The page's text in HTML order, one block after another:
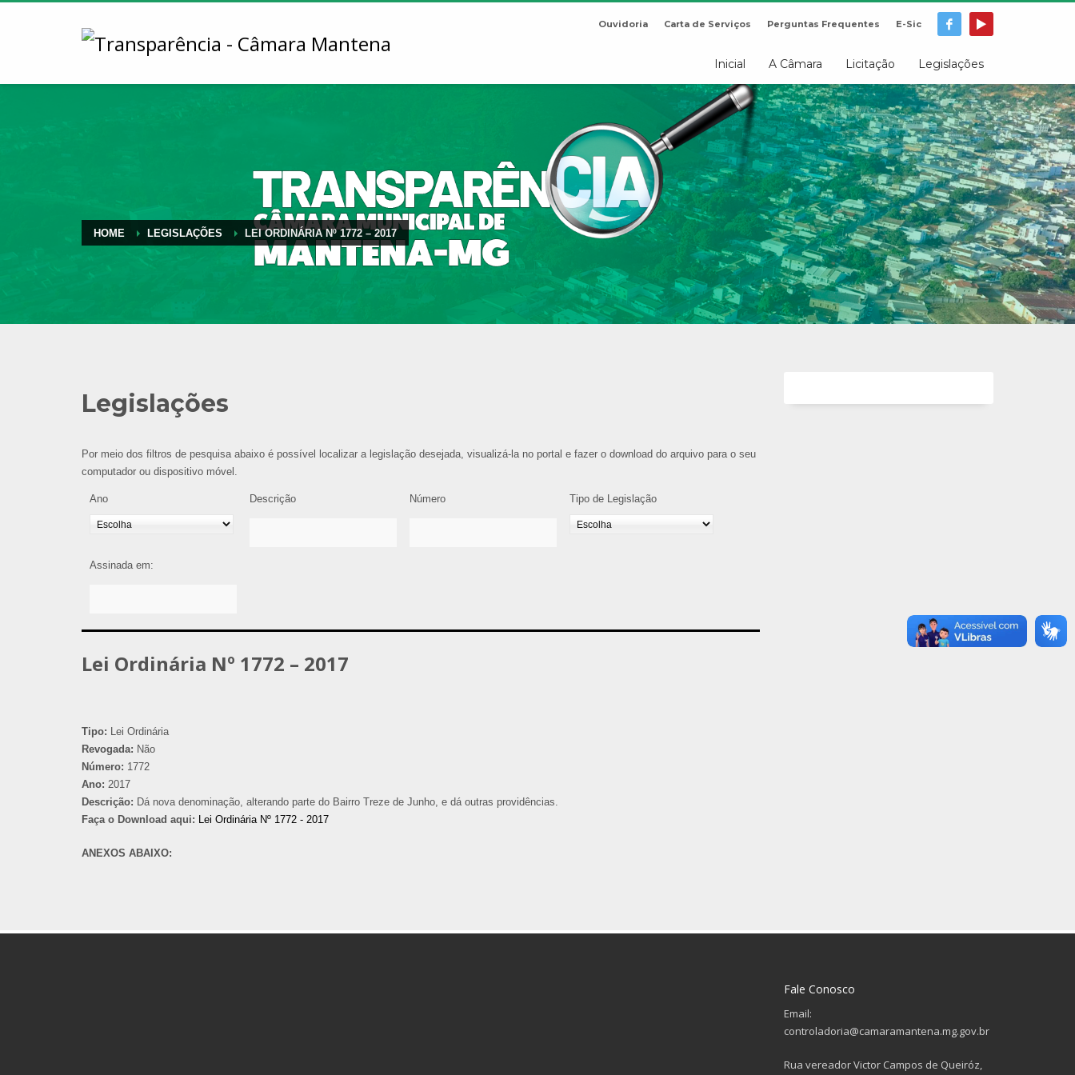
Ouvidoria Carta de Serviços Perguntas Frequentes E-Sic
Inicial A Câmara Licitação Legislações
HOME LEGISLAÇÕES LEI ORDINÁRIA Nº 1772 – 2017
Legislações
Por meio dos filtros de pesquisa abaixo é possível localizar a legislação desejada, visualizá-la no portal e fazer o download do arquivo para o seu
computador ou dispositivo móvel.
Ano Descrição Número Tipo de Legislação
Assinada em:
Lei Ordinária Nº 1772 – 2017
Tipo: Lei Ordinária
Revogada: Não
Número: 1772
Ano: 2017
Descrição: Dá nova denominação, alterando parte do Bairro Treze de Junho, e dá outras providências.
Faça o Download aqui: Lei Ordinária Nº 1772 - 2017
ANEXOS ABAIXO:
Fale Conosco
Email:
controladoria@camaramantena.mg.gov.br
Rua vereador Victor Campos de Queiróz,